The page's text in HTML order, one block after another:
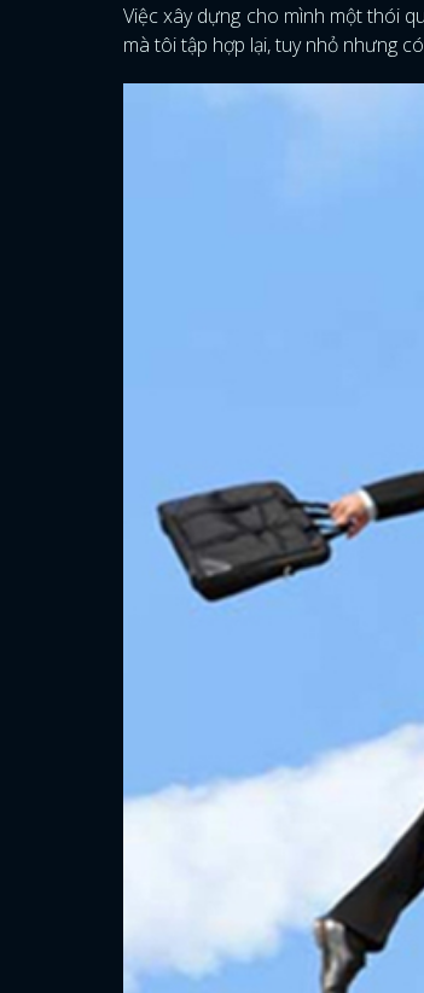
Việc xây dựng cho mình một thói
mà tôi tập hợp lại, tuy nhỏ nhưng